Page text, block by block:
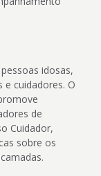
idosas,
e cuidadores. O
de
Cuidador,
sobre os